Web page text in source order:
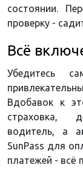
состоянии.
проверку -
Всё
Убедитесь
Вдобавок к
страховка,
водитель, а
SunPass для
платежей - всё